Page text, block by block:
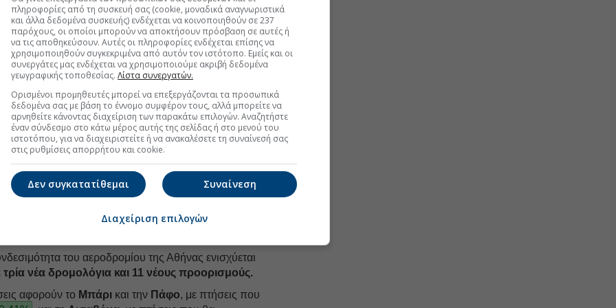
ταξιδιωτών (transfer) από τα 2,2
το 2019 και στα 4,5 εκατ. το 2025, η χρονιά της
αποστάσεων) δρομολογίων, όπως
στοGoogle Discover!
εξελίξεις με την υπογραφη εγκυρότητας του Euro2day.gr
FOLLOW US
του αεροδρομίου της Αθήνας ενισχύεται
τρία νέα δρομολόγια και 11 νέους προορισμούς.
αφορούν το Μπάρι και την Πάφο, με πτήσεις που
πληροφορίες από τη συσκευή σας (cookie, μοναδικά αναγνωριστικά
και άλλα δεδομένα συσκευής) ενδέχεται να κοινοποιηθούν σε 237
παρόχους, οι οποίοι μπορούν να αποκτήσουν πρόσβαση σε αυτές ή
να τις αποθηκεύσουν. Αυτές οι πληροφορίες ενδέχεται επίσης να
χρησιμοποιηθούν συγκεκριμένα από αυτόν τον ιστότοπο. Εμείς και οι
συνεργάτες μας ενδέχεται να χρησιμοποιούμε ακριβή δεδομένα
γεωγραφικής τοποθεσίας. Λίστα συνεργατών.
Ορισμένοι προμηθευτές μπορεί να επεξεργάζονται τα προσωπικά
δεδομένα σας με βάση το έννομο συμφέρον τους, αλλά μπορείτε να
αρνηθείτε κάνοντας διαχείριση των παρακάτω επιλογών. Αναζητήστε
έναν σύνδεσμο στο κάτω μέρος αυτής της σελίδας ή στο μενού του
ιστοτόπου, για να διαχειριστείτε ή να ανακαλέσετε τη συναίνεσή σας
στις ρυθμίσεις απορρήτου και cookie.
Συναίνεση
Δεν συγκατατίθεμαι
Διαχείριση επιλογών